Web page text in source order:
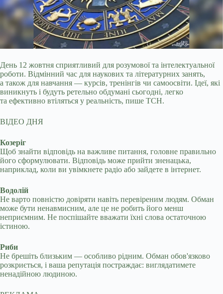
День 12 жовтня сприятливий для розумової та інтелектуальної
роботи. Відмінний час для наукових та літературних занять,
а також для навчання — курсів, тренінгів чи самоосвіти. Ідеї, які
виникнуть і будуть ретельно обдумані сьогодні, легко
та ефективно втіляться у реальність, пише ТСН.
ВІДЕО ДНЯ
Козеріг
Щоб знайти відповідь на важливе питання, головне правильно
його сформулювати. Відповідь може прийти зненацька,
наприклад, коли ви увімкнете радіо або зайдете в інтернет.
Водолій
Не варто повністю довіряти навіть перевіреним людям. Обман
може бути ненавмисним, але це не робить його менш
неприємним. Не поспішайте вважати їхні слова остаточною
істиною.
Риби
Не брешіть близьким — особливо рідним. Обман обов'язково
розкриється, і ваша репутація постраждає: виглядатимете
ненадійною людиною.